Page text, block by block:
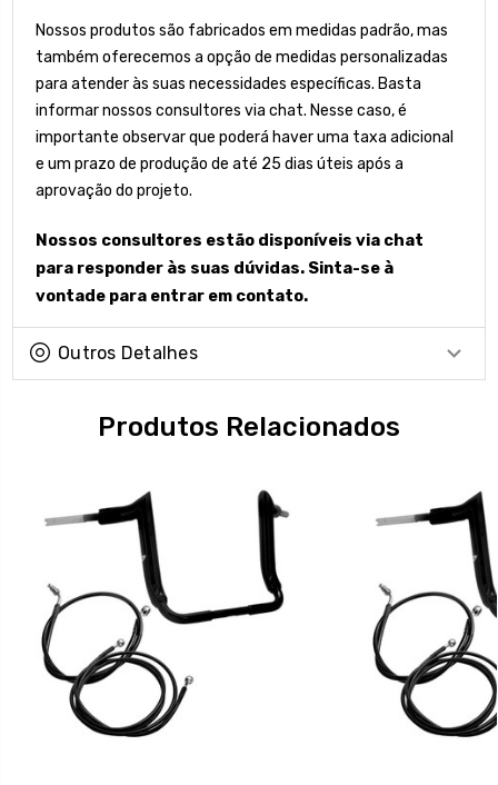
Nossos produtos são fabricados em medidas padrão, mas
também oferecemos a opção de medidas personalizadas
para atender às suas necessidades específicas. Basta
informar nossos consultores via chat. Nesse caso, é
importante observar que poderá haver uma taxa adicional
e um prazo de produção de até 25 dias úteis após a
aprovação do projeto.
Nossos consultores estão disponíveis via chat
para responder às suas dúvidas. Sinta-se à
vontade para entrar em contato.
Outros Detalhes
Produtos Relacionados